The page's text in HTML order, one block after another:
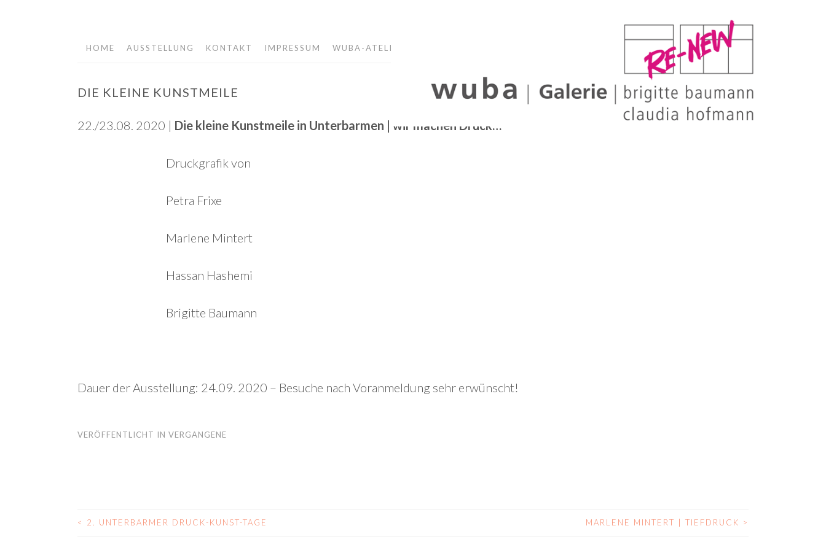
Inhalt
WUBA-
RE-NEW
HOME AUSSTELLUNG KONTAKT IMPRESSUM WUBA-ATELIER
DIE KLEINE KUNSTMEILE
22./23.08. 2020 | Die kleine Kunstmeile in Unterbarmen | wir machen Druck…
Druckgrafik von
Petra Frixe
Marlene Mintert
Hassan Hashemi
Brigitte Baumann
Dauer der Ausstellung: 24.09. 2020 – Besuche nach Voranmeldung sehr erwünscht!
VERÖFFENTLICHT IN VERGANGENE
BEITRAGS-
< 2. UNTERBARMER DRUCK-KUNST-TAGE MARLENE MINTERT | TIEFDRUCK >